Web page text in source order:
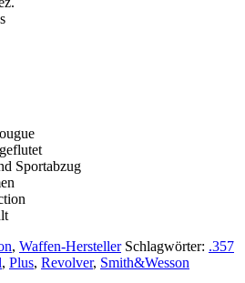
Sportabzug
, Waffen-Hersteller Schlagwörter: .357
, Plus, Revolver, Smith&Wesson